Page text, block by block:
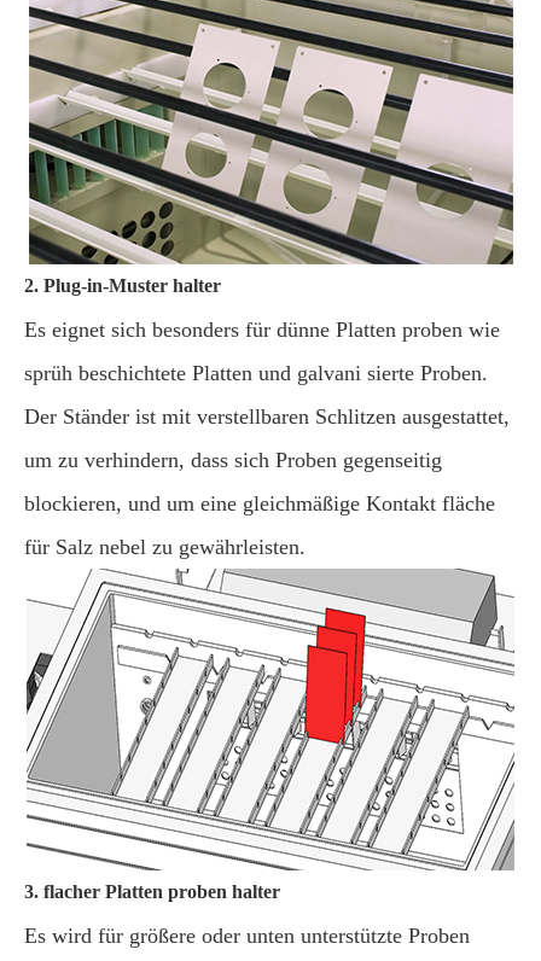
2. Plug-in-Muster halter
Es eignet sich besonders für dünne Platten proben wie
sprüh beschichtete Platten und galvani sierte Proben.
Der Ständer ist mit verstellbaren Schlitzen ausgestattet,
um zu verhindern, dass sich Proben gegenseitig
blockieren, und um eine gleichmäßige Kontakt fläche
für Salz nebel zu gewährleisten.
3. flacher Platten proben halter
Es wird für größere oder unten unterstützte Proben